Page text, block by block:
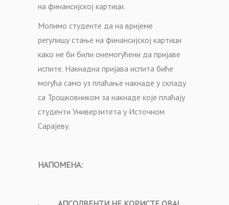
на финансијској картици.
Молимо студенте да на вријеме
регулишу стање на финансијској картици
како не би били онемогућени да пријаве
испите. Накнадна пријава испита биће
могућа само уз плаћање накнаде у складу
са Трошковником за накнаде које плаћају
студенти Универзитета у Источном
Сарајеву.
НАПОМЕНА: